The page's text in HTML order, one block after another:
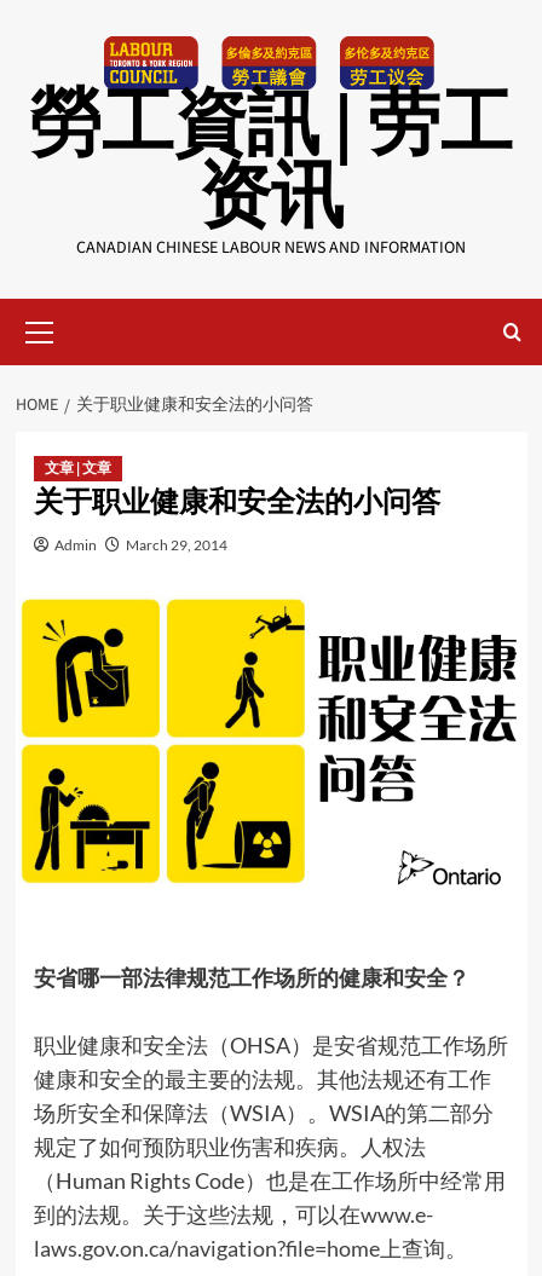
勞工資訊 | 劳工
资讯
CANADIAN CHINESE LABOUR NEWS AND INFORMATION
Menu
HOME 关于职业健康和安全法的小问答
文章 | 文章
关于职业健康和安全法的小问答
Admin March 29, 2014
安省哪一部法律规范工作场所的健康和安全？
职业健康和安全法（OHSA）是安省规范工作场所
健康和安全的最主要的法规。其他法规还有工作
场所安全和保障法（WSIA）。WSIA的第二部分
规定了如何预防职业伤害和疾病。人权法
（Human Rights Code）也是在工作场所中经常用
到的法规。关于这些法规，可以在www.e-
laws.gov.on.ca/navigation?file=home上查询。